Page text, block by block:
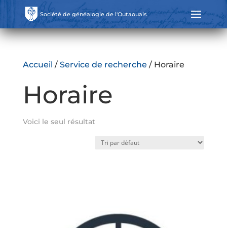
Société de généalogie de l'Outaouais
Accueil / Service de recherche / Horaire
Horaire
Voici le seul résultat